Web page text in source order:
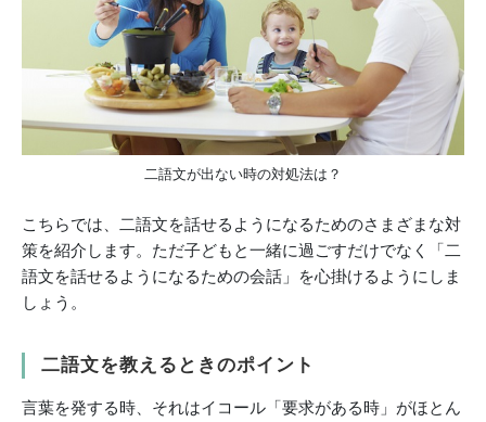
二語文が出ない時の対処法は？
こちらでは、二語文を話せるようになるためのさまざまな対
策を紹介します。ただ子どもと一緒に過ごすだけでなく「二
語文を話せるようになるための会話」を心掛けるようにしま
しょう。
二語文を教えるときのポイント
言葉を発する時、それはイコール「要求がある時」がほとん